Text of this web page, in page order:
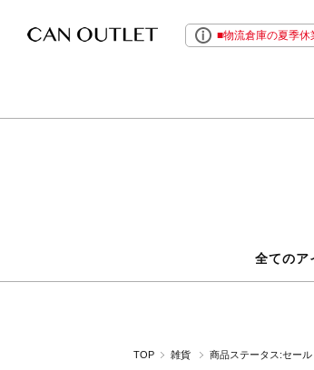
■物流倉庫の夏季
全てのア
TOP 雑貨 商品ステータス:セール